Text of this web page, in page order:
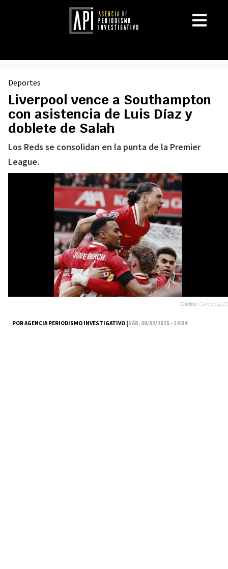
Deportes
Liverpool vence a Southampton
con asistencia de Luis Díaz y
doblete de Salah
Los Reds se consolidan en la punta de la Premier
League.
POR AGENCIA PERIODISMO INVESTIGATIVO |SÁB, 08/03/2025 - 14:04
Créditos:Cuenta X @LFC